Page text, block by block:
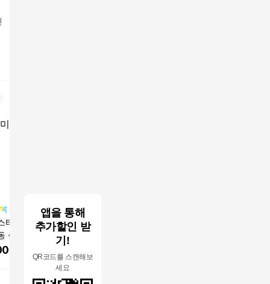
앱을 통해
추가할인 받
기!
QR코드를 스캔해보
세요
타 5개 세트 노
식물 다년생식
에 꽃이 피는 겹
원
아스타 국화모종 (보라
색,진분홍색)10개세트,
지월동,야생화